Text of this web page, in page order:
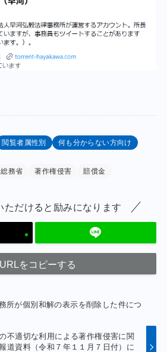
閲覧者属性別
何も分からない方向け
総務省 著作権侵害 賠償金
ただけると励みになります
URLをコピーする
所が個別和解の表示を削除した件につ
不適切な利用による著作権侵害に関
道資料（令和７年１１月７日付）に